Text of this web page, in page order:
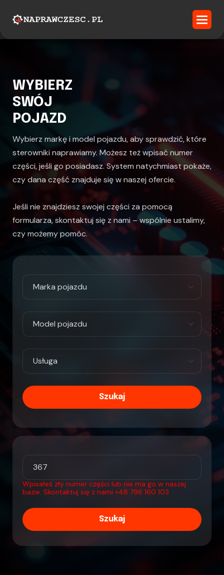
WYBIERZ
SWÓJ
POJAZD
Wybierz markę i model pojazdu, aby sprawdzić, które
sterowniki naprawiamy. Możesz też wpisać numer
części, jeśli go posiadasz. System natychmiast pokaże,
czy dana część znajduje się w naszej ofercie.
Jeśli nie znajdziesz swojej części za pomocą
formularza, skontaktuj się z nami – wspólnie ustalimy,
czy możemy pomóc.
Szukaj
Wpisałeś zły numer części lub nie ma go w naszej
bazie. Skontaktuj się z nami +48 796 160 103
Szukaj